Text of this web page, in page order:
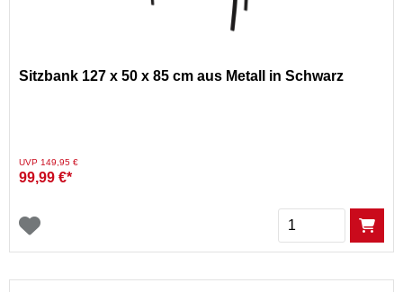
Sitzbank 127 x 50 x 85 cm aus Metall in Schwarz
Preis reduziert von
UVP 149,95 €auf
99,99 €*
Menge